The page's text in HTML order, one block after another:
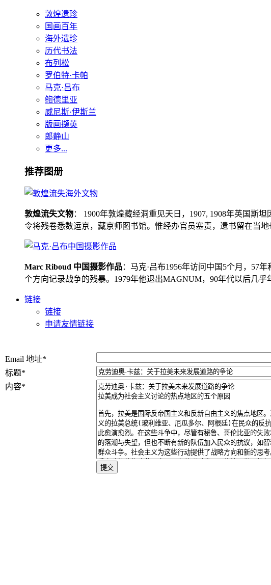
敦煌遗珍
国画百年
海外遗珍
历代书法
布列松
罗伯特·卡帕
马克·吕布
鲍德里亚
威尼斯·伊斯兰
版画撷英
郎静山
更多...
推荐图册
敦煌流失文物： 1900年敦煌藏经洞重见天日，1907, 1908年英国斯
令将残卷悉数运京，藏京师图书馆。惟经办官员塞责，遗书留在当地
Marc Riboud 中国摄影作品：马克·吕布1956年访问中国5个月，57
个方向记录战争的残暴。1979年他退出MAGNUM，90年代以后几乎
链接
链接
申请友情链接
Email 地址*
标题*
内容*